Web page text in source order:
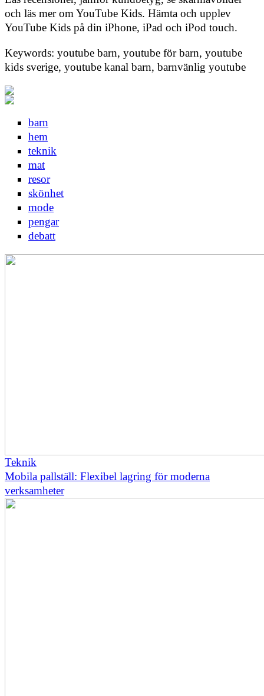
och läs mer om YouTube Kids. Hämta och upplev
YouTube Kids på din iPhone, iPad och iPod touch.
Keywords: youtube barn, youtube för barn, youtube
kids sverige, youtube kanal barn, barnvänlig youtube
barn
hem
teknik
mat
resor
skönhet
mode
pengar
debatt
Teknik
Mobila pallställ: Flexibel lagring för moderna
verksamheter